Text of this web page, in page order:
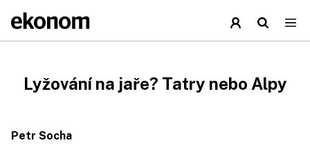
Lyžování na jaře? Tatry nebo Alpy
Petr Socha